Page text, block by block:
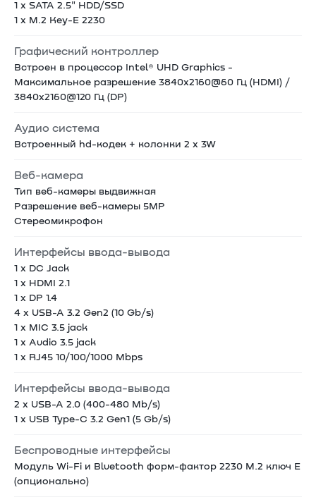
1 x SATA 2.5" HDD/SSD
1 x M.2 Key-E 2230
Графический контроллер
Встроен в процессор Intel® UHD Graphics -
Максимальное разрешение 3840x2160@60 Гц (HDMI) /
3840x2160@120 Гц (DP)
Аудио система
Встроенный hd-кодек + колонки 2 x 3W
Веб-камера
Тип веб-камеры выдвижная
Разрешение веб-камеры 5MP
Стереомикрофон
Интерфейсы ввода-вывода
1 x DC Jack
1 x HDMI 2.1
1 x DP 1.4
4 x USB-A 3.2 Gen2 (10 Gb/s)
1 х MIC 3.5 jack
1 х Audio 3.5 jack
1 x RJ45 10/100/1000 Mbps
Интерфейсы ввода-вывода
2 x USB-A 2.0 (400-480 Mb/s)
1 х USB Type-C 3.2 Gen1 (5 Gb/s)
Беспроводные интерфейсы
Модуль Wi-Fi и Bluetooth форм-фактор 2230 M.2 ключ E
(опционально)